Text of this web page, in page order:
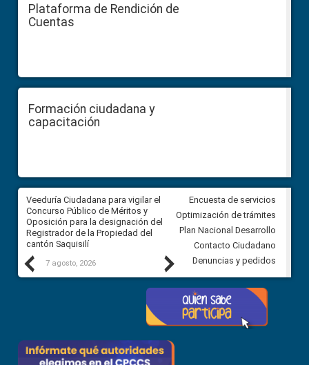
Plataforma de Rendición de
Cuentas
Formación ciudadana y
capacitación
Previous
Veeduría Ciudadana para vigilar el
Concurso Público de Méritos y
Oposición para la designación del
Registrador de la Propiedad del
cantón Saquisilí
7 agosto, 2026
Veeduría Ciudadana para
construcción del asfaltado de
Ballenita del cantón Santa
7 agosto, 2026
Next
Encuesta de servicios
Optimización de trámites
Plan Nacional Desarrollo
Contacto Ciudadano
Denuncias y pedidos